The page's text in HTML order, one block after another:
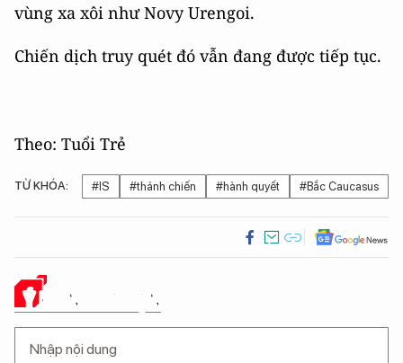
vùng xa xôi như Novy Urengoi.
Chiến dịch truy quét đó vẫn đang được tiếp tục.
Theo: Tuổi Trẻ
TỪ KHÓA: #IS #thánh chiến #hành quyết #Bắc Caucasus
Ý KIẾN CỦA BẠN